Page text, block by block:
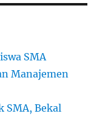
untuk
SMA
Manajemen
SMA, Bekal